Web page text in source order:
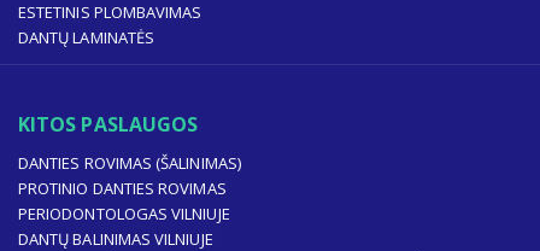
ESTETINIS PLOMBAVIMAS
DANTŲ LAMINATĖS
KITOS PASLAUGOS
DANTIES ROVIMAS (ŠALINIMAS)
PROTINIO DANTIES ROVIMAS
PERIODONTOLOGAS VILNIUJE
DANTŲ BALINIMAS VILNIUJE